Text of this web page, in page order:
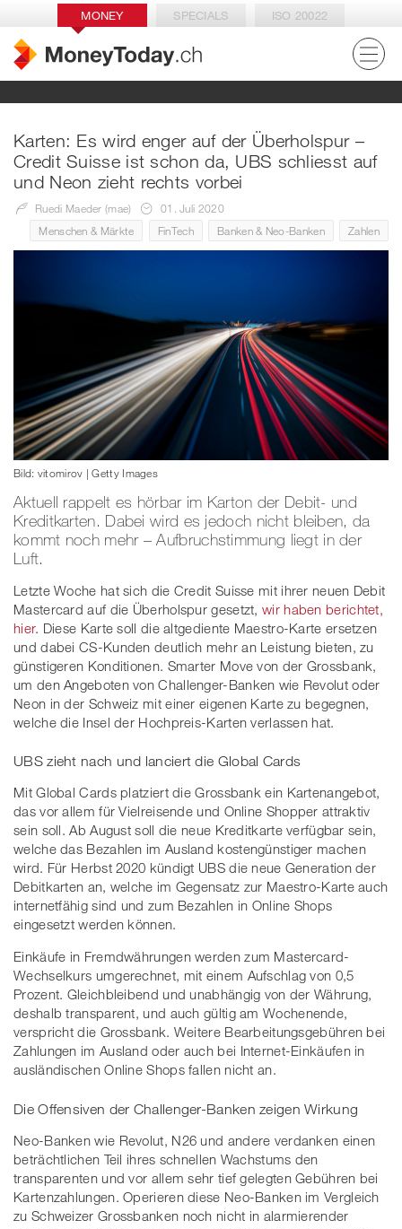
MONEY SPECIALS ISO 20022
Karten: Es wird enger auf der Überholspur –
Credit Suisse ist schon da, UBS schliesst auf
und Neon zieht rechts vorbei
Ruedi Maeder (mae)
01. Juli 2020
Menschen & Märkte
FinTech Banken & Neo-Banken Zahlen
Bild: vitomirov | Getty Images
Aktuell rappelt es hörbar im Karton der Debit- und
Kreditkarten. Dabei wird es jedoch nicht bleiben, da
kommt noch mehr – Aufbruchstimmung liegt in der
Luft.
Letzte Woche hat sich die Credit Suisse mit ihrer neuen Debit
Mastercard auf die Überholspur gesetzt,wir haben berichtet,
hier. Diese Karte soll die altgediente Maestro-Karte ersetzen
und dabei CS-Kunden deutlich mehr an Leistung bieten, zu
günstigeren Konditionen. Smarter Move von der Grossbank,
um den Angeboten von Challenger-Banken wie Revolut oder
Neon in der Schweiz mit einer eigenen Karte zu begegnen,
welche die Insel der Hochpreis-Karten verlassen hat.
UBS zieht nach und lanciert die Global Cards
Mit Global Cards platziert die Grossbank ein Kartenangebot,
das vor allem für Vielreisende und Online Shopper attraktiv
sein soll. Ab August soll die neue Kreditkarte verfügbar sein,
welche das Bezahlen im Ausland kostengünstiger machen
wird. Für Herbst 2020 kündigt UBS die neue Generation der
Debitkarten an, welche im Gegensatz zur Maestro-Karte auch
internetfähig sind und zum Bezahlen in Online Shops
eingesetzt werden können.
Einkäufe in Fremdwährungen werden zum Mastercard-
Wechselkurs umgerechnet, mit einem Aufschlag von 0,5
Prozent. Gleichbleibend und unabhängig von der Währung,
deshalb transparent, und auch gültig am Wochenende,
verspricht die Grossbank. Weitere Bearbeitungsgebühren bei
Zahlungen im Ausland oder auch bei Internet-Einkäufen in
ausländischen Online Shops fallen nicht an.
Die Offensiven der Challenger-Banken zeigen Wirkung
Neo-Banken wie Revolut, N26 und andere verdanken einen
beträchtlichen Teil ihres schnellen Wachstums den
transparenten und vor allem sehr tief gelegten Gebühren bei
Kartenzahlungen. Operieren diese Neo-Banken im Vergleich
zu Schweizer Grossbanken noch nicht in alarmierender